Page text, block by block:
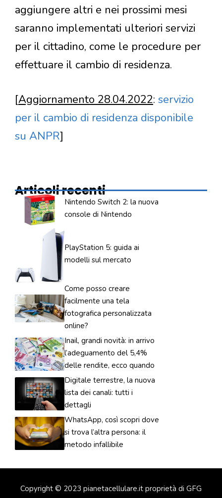
aggiungere altri e nei prossimi mesi
saranno implementati ulteriori servizi
per il cittadino, come le procedure per
effettuare il cambio di residenza.
[Aggiornamento 28.04.2022: servizio
per il cambio di residenza disponibile
su ANPR]
Articoli recenti
Nintendo Switch 2: la nuova
console di Nintendo
PlayStation 5: guida ai
modelli sul mercato
Come posso creare
facilmente una tela
fotografica personalizzata
online?
Inail, grandi novità: in arrivo
l’adeguamento del 5,4%
delle rendite, ecco quando
Digitale terrestre, la nuova
lista dei canali: tutti i
dettagli
WhatsApp, così scopri dove
si trova l’altra persona: il
metodo infallibile
Copyright © 2023 pianetacellulare.it proprietà di GFG